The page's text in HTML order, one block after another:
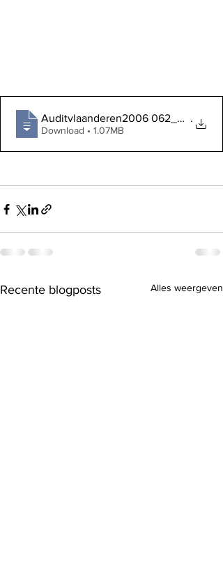
Auditvlaanderen2006 .
Download • 1.07MB
Recente blogposts Alles weergeven